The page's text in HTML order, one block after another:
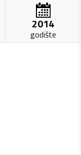
2014
godište